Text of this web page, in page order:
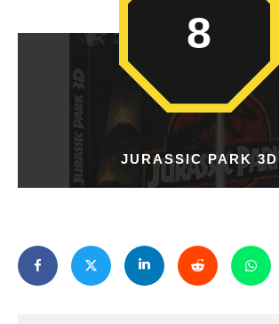
JURASSIC PARK 3D
8